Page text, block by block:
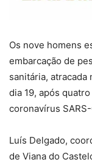
Os nove homens
embarcação de
sanitária,
dia 19, após
coronavírus
Luís Delgado,
de Viana do